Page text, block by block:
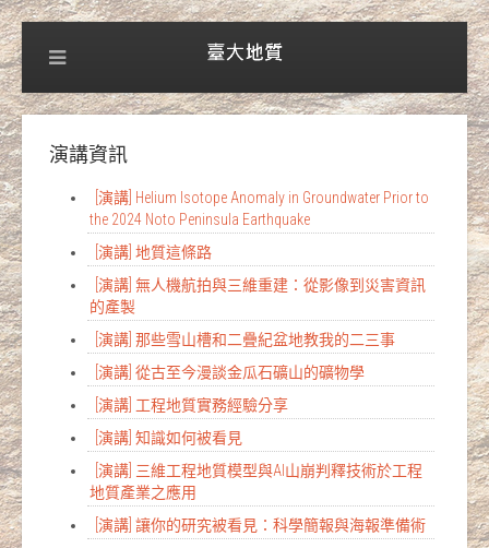
演講資訊
[演講] Helium Isotope Anomaly in Groundwater Prior to
the 2024 Noto Peninsula Earthquake
[演講] 地質這條路
[演講] 無人機航拍與三維重建：從影像到災害資訊
的產製
[演講] 那些雪山槽和二疊紀盆地教我的二三事
[演講] 從古至今漫談金瓜石礦山的礦物學
[演講] 工程地質實務經驗分享
[演講] 知識如何被看見
[演講] 三維工程地質模型與AI山崩判釋技術於工程
地質產業之應用
[演講] 讓你的研究被看見：科學簡報與海報準備術